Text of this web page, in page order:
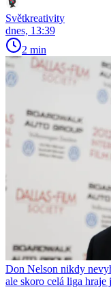
Světkreativity
dnes, 13:39
2 min
Don Nelson nikdy
ale skoro celá liga hraje